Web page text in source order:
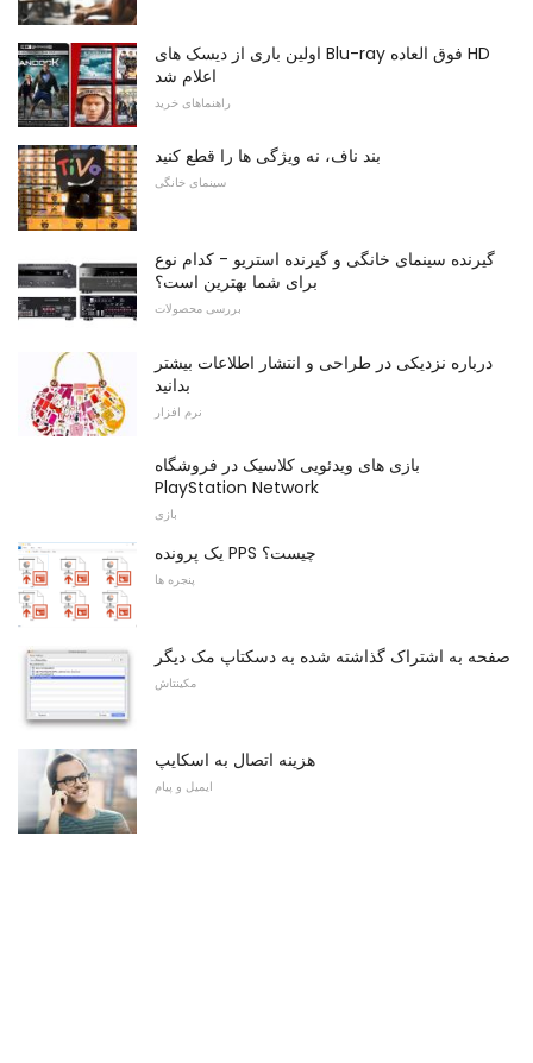
اولین باری از دیسک های Blu-ray فوق العاده HD
اعلام شد
راهنماهای خرید
بند ناف، نه ویژگی ها را قطع کنید
سینمای خانگی
گیرنده سینمای خانگی و گیرنده استریو - کدام نوع
برای شما بهترین است؟
بررسی محصولات
درباره نزدیکی در طراحی و انتشار اطلاعات بیشتر
بدانید
نرم افزار
بازی های ویدئویی کلاسیک در فروشگاه
PlayStation Network
بازی
یک پرونده PPS چیست؟
پنجره ها
صفحه به اشتراک گذاشته شده به دسکتاپ مک دیگر
مکینتاش
هزینه اتصال به اسکایپ
ایمیل و پیام